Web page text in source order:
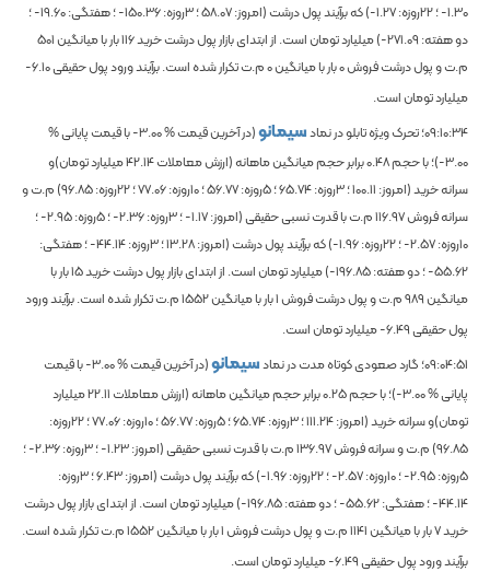
-1.30؛ 22روزه: -1.27) که برآیند پول درشت (امروز:58.07؛ 3روزه: -150.36؛ هفتگی:-19.60؛
دو هفته:-271.09) میلیارد تومان است. از ابتدای بازار پول درشت خرید116بار با میانگین501
م.ت و پول درشت فروش0بار با میانگین0م.ت تکرار شده است. برآیند ورود پول حقیقی-6.10
میلیارد تومان است.
09:10:34؛ تحرک ویژه تابلو در نمادسیمانو(در آخرین قیمت %-3.00با قیمت پایانی %
-3.00)؛با حجم0.48برابر حجم میانگین ماهانه(ارزش معاملات42.14میلیارد تومان)و
سرانه خرید (امروز: 100.11؛ 3روزه: 65.74؛ 5روزه: 56.77؛ 10روزه: 77.06؛ 22روزه: 96.85) م.ت و
سرانه فروش116.97م.ت با قدرت نسبی حقیقی (امروز:-1.17؛ 3روزه: -2.36؛ 5روزه: -2.95؛
10روزه:
-2.57؛ 22روزه: -1.96) که برآیند پول درشت (امروز:13.28؛ 3روزه: -44.14؛ هفتگی:
-55.62؛ دو هفته:-196.85) میلیارد تومان است. از ابتدای بازار پول درشت خرید15بار با
میانگین989م.ت و پول درشت فروش1بار با میانگین1552م.ت تکرار شده است. برآیند ورود
پول حقیقی-6.49میلیارد تومان است.
09:04:51؛ گارد صعودی کوتاه مدت در نمادسیمانو(در آخرین قیمت %-3.00با قیمت
پایانی %-3.00)؛با حجم0.25برابر حجم میانگین ماهانه(ارزش معاملات22.11میلیارد
تومان)و سرانه خرید (امروز:111.24؛ 3روزه: 65.74؛ 5روزه: 56.77؛ 10روزه: 77.06؛ 22روزه:
96.85) م.ت و سرانه فروش136.97م.ت با قدرت نسبی حقیقی (امروز:-1.23؛ 3روزه: -2.36؛
5روزه:
-2.95؛ 10روزه: -2.57؛ 22روزه: -1.96) که برآیند پول درشت (امروز:6.43؛ 3روزه:
-44.14؛ هفتگی:-55.62؛ دو هفته:-196.85) میلیارد تومان است. از ابتدای بازار پول درشت
خرید7بار با میانگین1141م.ت و پول درشت فروش1بار با میانگین1552م.ت تکرار شده است.
برآیند ورود پول حقیقی-6.49میلیارد تومان است.